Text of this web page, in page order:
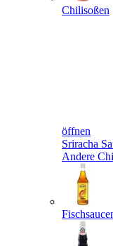
Chilisoßen
öffnen
Sriracha
Andere